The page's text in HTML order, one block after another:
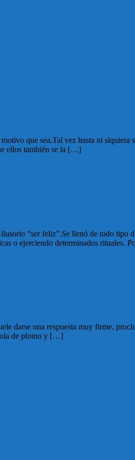
que sea.Tal vez hasta ni
ellos también se la […]
“ser feliz”.Se llenó de todo
o ejerciendo determinados rituales.
darse una respuesta muy firme,
de plomo y […]